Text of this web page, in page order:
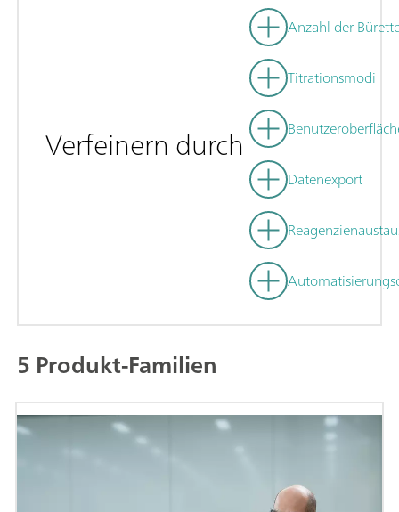
Verfeinern durch
Anzahl der
Titrationsmodi
Datenexport
5 Produkt-Familien